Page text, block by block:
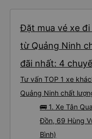
Đặt mua vé xe đi
từ Quảng Ninh
đãi nhất: 4
Tư vấn TOP 1 xe
Quảng Ninh chất
🚌 1. Xe Tân
Đồn, 69 Hùng
Bình)